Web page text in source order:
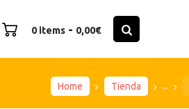
0 items - 0,00€
Home Tienda ...